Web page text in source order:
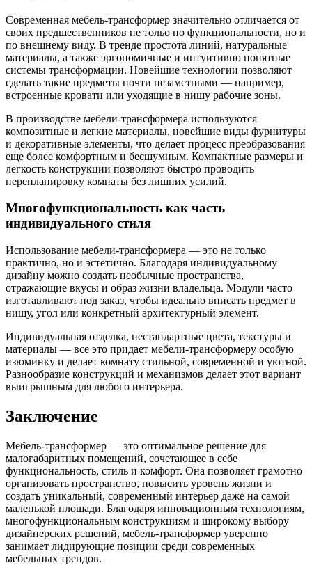
Современная мебель-трансформер значительно отличается от
своих предшественников не тольо по функциональности, но и
по внешнему виду. В тренде простота линий, натуральные
материалы, а также эргономичные и интуитивно понятные
системы трансформации. Новейшие технологии позволяют
сделать такие предметы почти незаметными — например,
встроенные кровати или уходящие в нишу рабочие зоны.
В производстве мебели-трансформера используются
композитные и легкие материалы, новейшие виды фурнитуры
и декоративные элементы, что делает процесс преобразования
еще более комфортным и бесшумным. Компактные размеры и
легкость конструкции позволяют быстро проводить
перепланировку комнаты без лишних усилий.
Многофункциональность как часть
индивидуального стиля
Использование мебели-трансформера — это не только
практично, но и эстетично. Благодаря индивидуальному
дизайну можно создать необычные пространства,
отражающие вкусы и образ жизни владельца. Модули часто
изготавливают под заказ, чтобы идеально вписать предмет в
нишу, угол или конкретный архитектурный элемент.
Индивидуальная отделка, нестандартные цвета, текстуры и
материалы — все это придает мебели-трансформеру особую
изюминку и делает комнату стильной, современной и уютной.
Разнообразие конструкций и механизмов делает этот вариант
выигрышным для любого интерьера.
Заключение
Мебель-трансформер — это оптимальное решение для
малогабаритных помещений, сочетающее в себе
функциональность, стиль и комфорт. Она позволяет грамотно
организовать пространство, повысить уровень жизни и
создать уникальный, современный интерьер даже на самой
маленькой площади. Благодаря инновационным технологиям,
многофункциональным конструкциям и широкому выбору
дизайнерских решений, мебель-трансформер уверенно
занимает лидирующие позиции среди современных
мебельных трендов.